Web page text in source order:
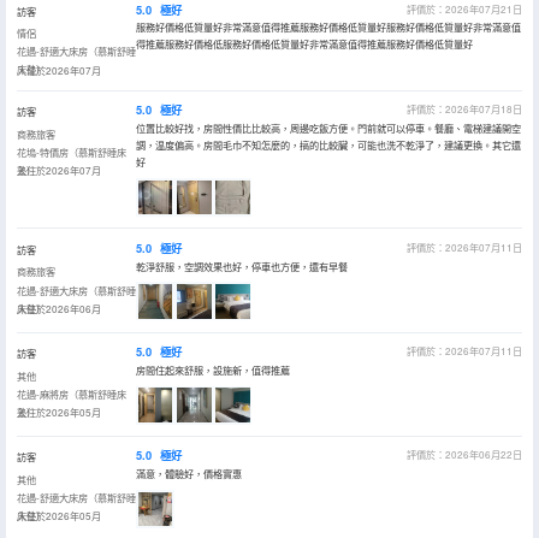
訪客
情侶
花遇-舒適大床房（慕斯舒睡
床墊）
入住於2026年07月
5.0 極好
評價於：2026年07月21日
服務好價格低質量好非常滿意值得推薦服務好價格低質量好服務好價格低質量好非常滿意值
得推薦服務好價格低服務好價格低質量好非常滿意值得推薦服務好價格低質量好
訪客
商務旅客
花塢-特價房（慕斯舒睡床
墊）
入住於2026年07月
5.0 極好
評價於：2026年07月18日
位置比較好找，房間性價比比較高，周邊吃飯方便。門前就可以停車。餐廳、電梯建議開空
調，温度偏高。房間毛巾不知怎麼的，搞的比較臟，可能也洗不乾淨了，建議更換。其它還
好
訪客
商務旅客
花遇-舒適大床房（慕斯舒睡
床墊）
入住於2026年06月
5.0 極好
評價於：2026年07月11日
乾淨舒服，空調效果也好，停車也方便，還有早餐
訪客
其他
花遇-麻將房（慕斯舒睡床
墊）
入住於2026年05月
5.0 極好
評價於：2026年07月11日
房間住起來舒服，設施新，值得推薦
訪客
其他
花遇-舒適大床房（慕斯舒睡
床墊）
入住於2026年05月
5.0 極好
評價於：2026年06月22日
滿意，體驗好，價格實惠